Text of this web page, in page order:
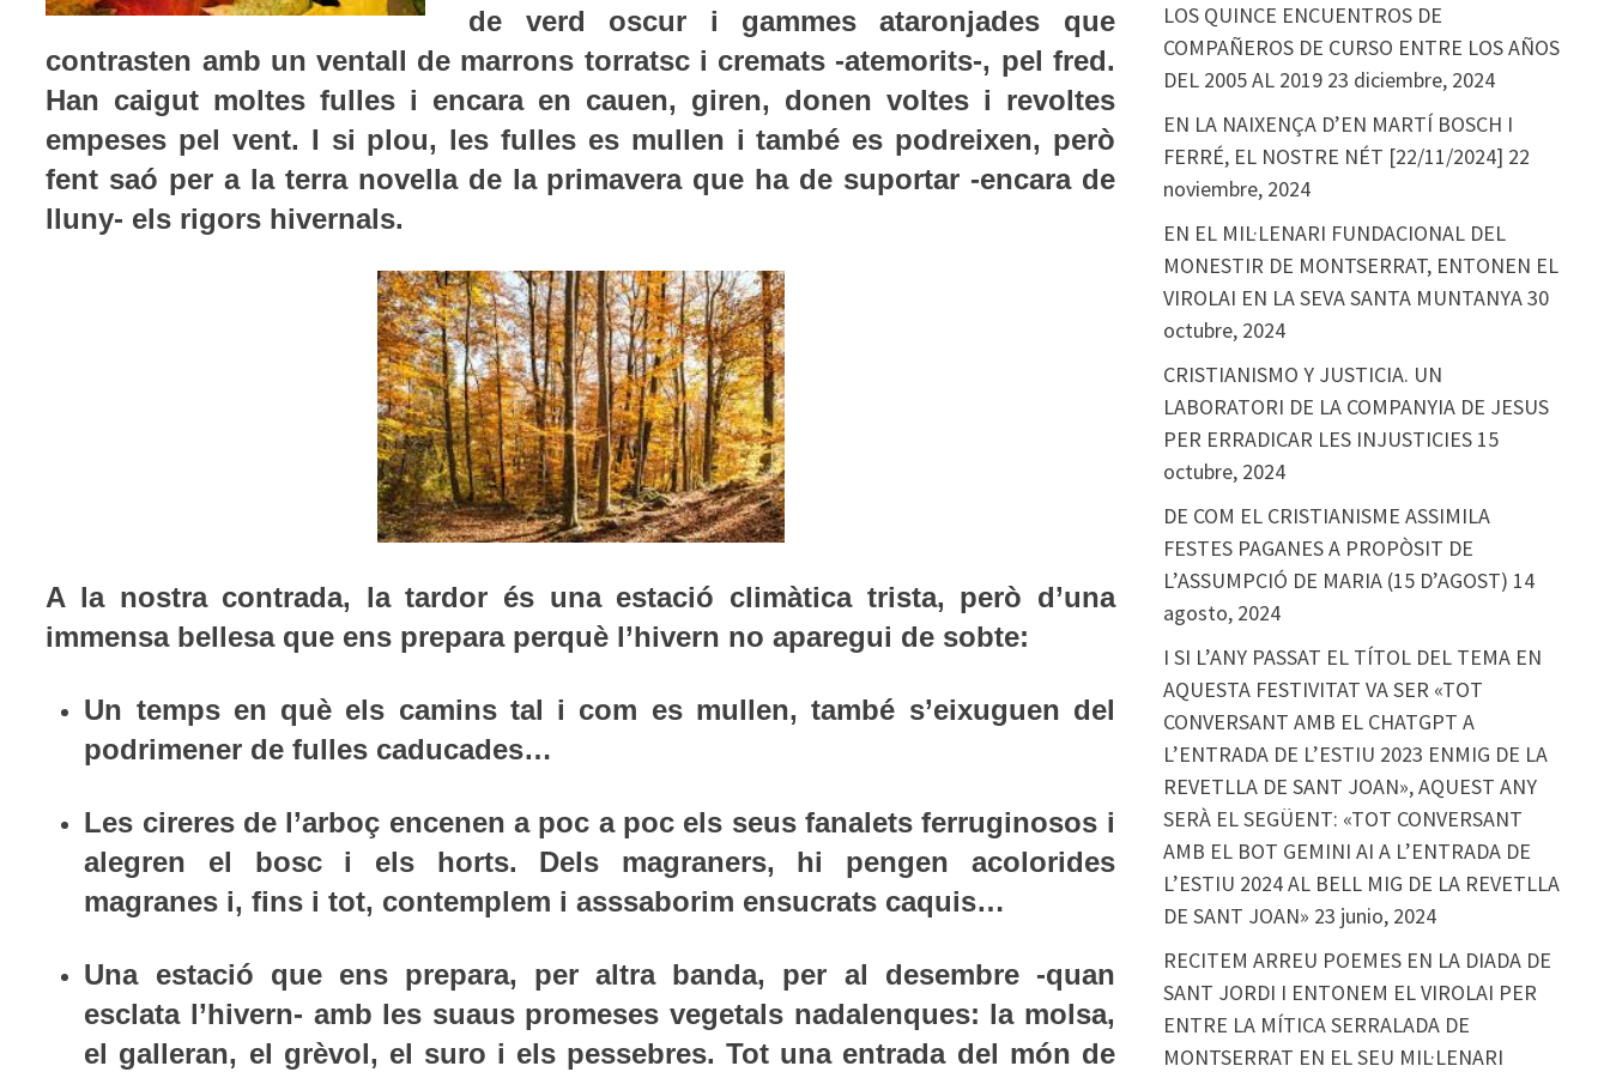
de verd oscur i gammes ataronjades que
contrasten amb un ventall de marrons torratsc i cremats -atemorits-, pel fred.
Han caigut moltes fulles i encara en cauen, giren, donen voltes i revoltes
empeses pel vent. I si plou, les fulles es mullen i també es podreixen, però
fent saó per a la terra novella de la primavera que ha de suportar -encara de
lluny- els rigors hivernals.
A la nostra contrada, la tardor és una estació climàtica trista, però d’una
immensa bellesa que ens prepara perquè l’hivern no aparegui de sobte:
Un temps en què els camins tal i com es mullen, també s’eixuguen del
podrimener de fulles caducades…
Les cireres de l’arboç encenen a poc a poc els seus fanalets ferruginosos i
alegren el bosc i els horts. Dels magraners, hi pengen acolorides
magranes i, fins i tot, contemplem i asssaborim ensucrats caquis…
Una estació que ens prepara, per altra banda, per al desembre -quan
esclata l’hivern- amb les suaus promeses vegetals nadalenques: la molsa,
el galleran, el grèvol, el suro i els pessebres. Tot una entrada del món de
LOS QUINCE ENCUENTROS DE
COMPAÑEROS DE CURSO ENTRE LOS AÑOS
DEL 2005 AL 2019 23 diciembre, 2024
EN LA NAIXENÇA D’EN MARTÍ BOSCH I
FERRÉ, EL NOSTRE NÉT [22/11/2024] 22
noviembre, 2024
EN EL MIL·LENARI FUNDACIONAL DEL
MONESTIR DE MONTSERRAT, ENTONEN EL
VIROLAI EN LA SEVA SANTA MUNTANYA30
octubre, 2024
CRISTIANISMO Y JUSTICIA. UN
LABORATORI DE LA COMPANYIA DE JESUS
PER ERRADICAR LES INJUSTICIES 15
octubre, 2024
DE COM EL CRISTIANISME ASSIMILA
FESTES PAGANES A PROPÒSIT DE
L’ASSUMPCIÓ DE MARIA (15 D’AGOST) 14
agosto, 2024
I SI L’ANY PASSAT EL TÍTOL DEL TEMA EN
AQUESTA FESTIVITAT VA SER «TOT
CONVERSANT AMB EL CHATGPT A
L’ENTRADA DE L’ESTIU 2023 ENMIG DE LA
REVETLLA DE SANT JOAN», AQUEST ANY
SERÀ EL SEGÜENT: «TOT CONVERSANT
AMB EL BOT GEMINI AI A L’ENTRADA DE
L’ESTIU 2024 AL BELL MIG DE LA REVETLLA
DE SANT JOAN» 23 junio, 2024
RECITEM ARREU POEMES EN LA DIADA DE
SANT JORDI I ENTONEM EL VIROLAI PER
ENTRE LA MÍTICA SERRALADA DE
MONTSERRAT EN EL SEU MIL·LENARI